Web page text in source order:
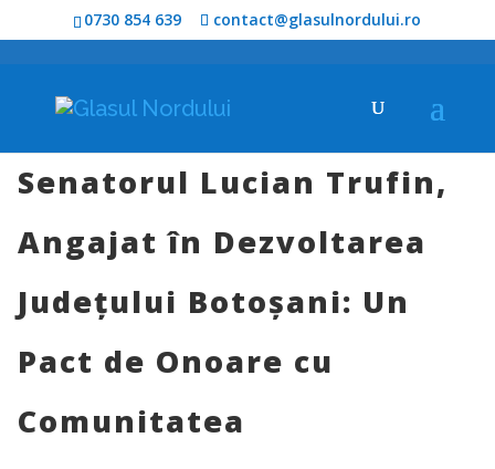
0730 854 639 contact@glasulnordului.ro
Senatorul Lucian Trufin,
Angajat în Dezvoltarea
Județului Botoșani: Un
Pact de Onoare cu
Comunitatea